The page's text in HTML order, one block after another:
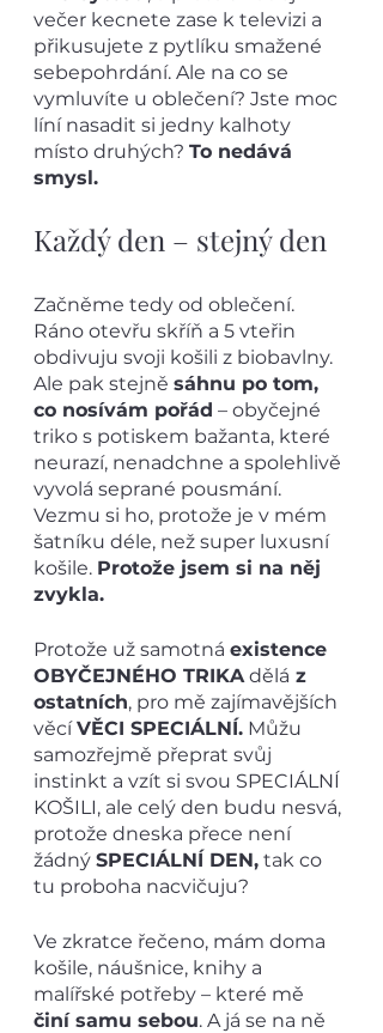
večer kecnete zase k televizi a
přikusujete z pytlíku smažené
sebepohrdání. Ale na co se
vymluvíte u oblečení? Jste moc
líní nasadit si jedny kalhoty
místo druhých? To nedává
smysl.
Každý den – stejný den
Začněme tedy od oblečení.
Ráno otevřu skříň a 5 vteřin
obdivuju svoji košili z biobavlny.
Ale pak stejně sáhnu po tom,
co nosívám pořád – obyčejné
triko s potiskem bažanta, které
neurazí, nenadchne a spolehlivě
vyvolá seprané pousmání.
Vezmu si ho, protože je v mém
šatníku déle, než super luxusní
košile. Protože jsem si na něj
zvykla.
Protože už samotná existence
OBYČEJNÉHO TRIKA dělá z
ostatních, pro mě zajímavějších
věcí VĚCI SPECIÁLNÍ. Můžu
samozřejmě přeprat svůj
instinkt a vzít si svou SPECIÁLNÍ
KOŠILI, ale celý den budu nesvá,
protože dneska přece není
žádný SPECIÁLNÍ DEN, tak co
tu proboha nacvičuju?
Ve zkratce řečeno, mám doma
košile, náušnice, knihy a
malířské potřeby – které mě
činí samu sebou. A já se na ně